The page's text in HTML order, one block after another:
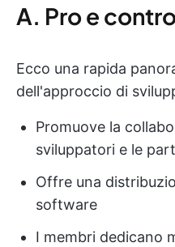
A. Pro e
Ecco una rapida
dell'approccio di
Promuove la
sviluppatori e le
Offre una
software
I membri dedicano